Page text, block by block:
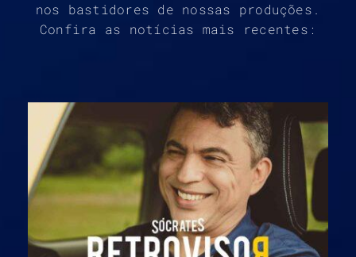
nos bastidores de nossas produções.
Confira as notícias mais recentes: